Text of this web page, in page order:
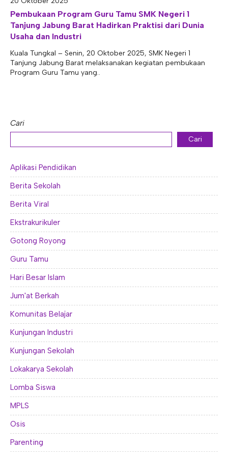
Tupoksi Wakil Bidang Sarana Prasarana
Tupoksi Wakil Bidang Kesiswaan
Tupoksi Guru Piket
Tupoksi Ketua Kons. Keahlian
Tupoksi Kepala Tata Usaha
Tupoksi Bendahara BOS
Tupoksi Koordinator Bendahara
Tupoksi Bendahara Komite
E-ALUMNI
E-BKK
Pembukaan Program Guru Tamu SMK Negeri 1
Tanjung Jabung Barat Hadirkan Praktisi dari Dunia
Usaha dan Industri
Kuala Tungkal – Senin, 20 Oktober 2025, SMK Negeri 1
Tanjung Jabung Barat melaksanakan kegiatan pembukaan
Program Guru Tamu yang..
Cari
Cari
Aplikasi Pendidikan
Berita Sekolah
Berita Viral
Ekstrakurikuler
Gotong Royong
Guru Tamu
Hari Besar Islam
Jum'at Berkah
Komunitas Belajar
Kunjungan Industri
Kunjungan Sekolah
Lokakarya Sekolah
Lomba Siswa
MPLS
Osis
Parenting